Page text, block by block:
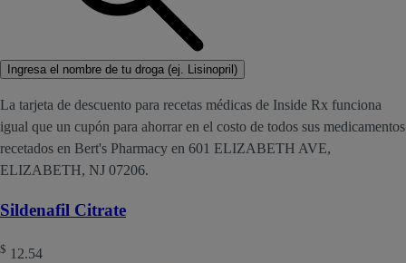
Ingresa el nombre de tu droga (ej. Lisinopril)
La tarjeta de descuento para recetas médicas de Inside Rx funciona
igual que un cupón para ahorrar en el costo de todos sus medicamentos
recetados en Bert's Pharmacy en 601 ELIZABETH AVE,
ELIZABETH, NJ 07206.
Sildenafil Citrate
$ 12.54